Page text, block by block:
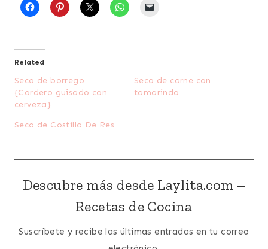
Related
Seco de borrego
{Cordero guisado con
cerveza}
Seco de carne con
tamarindo
Seco de Costilla De Res
Descubre más desde Laylita.com –
Recetas de Cocina
Suscríbete y recibe las últimas entradas en tu correo